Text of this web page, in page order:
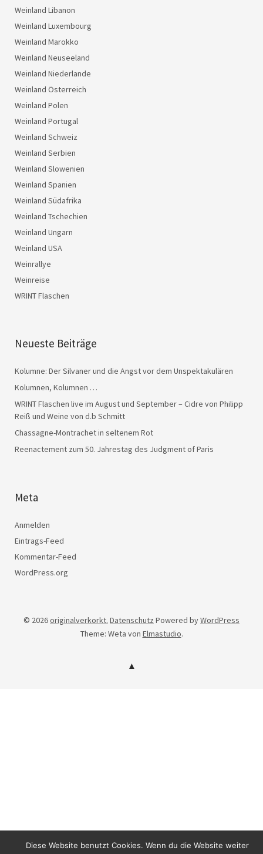
Weinland Libanon
Weinland Luxembourg
Weinland Marokko
Weinland Neuseeland
Weinland Niederlande
Weinland Österreich
Weinland Polen
Weinland Portugal
Weinland Schweiz
Weinland Serbien
Weinland Slowenien
Weinland Spanien
Weinland Südafrika
Weinland Tschechien
Weinland Ungarn
Weinland USA
Weinrallye
Weinreise
WRINT Flaschen
Neueste Beiträge
Kolumne: Der Silvaner und die Angst vor dem Unspektakulären
Kolumnen, Kolumnen …
WRINT Flaschen live im August und September – Cidre von Philipp
Reiß und Weine von d.b Schmitt
Chassagne-Montrachet in seltenem Rot
Reenactement zum 50. Jahrestag des Judgment of Paris
Meta
Anmelden
Eintrags-Feed
Kommentar-Feed
WordPress.org
© 2026originalverkorkt. Datenschutz Powered byWordPress
Theme: Weta von Elmastudio.
Diese Website benutzt Cookies. Wenn du die Website weiter